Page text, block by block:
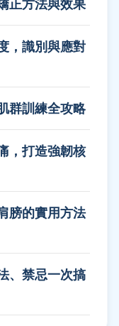
正方法與效果
，識別與應對
群訓練全攻略
，打造強韌核
膀的實用方法
、禁忌一次搞